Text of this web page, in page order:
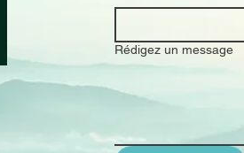
Rédigez un message